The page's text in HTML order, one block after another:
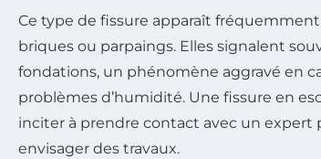
Ce type de fissure apparaît
briques ou parpaings. Elles signalent
fondations, un phénomène aggravé en
problèmes d’humidité. Une fissure en
inciter à prendre contact avec un
envisager des travaux.